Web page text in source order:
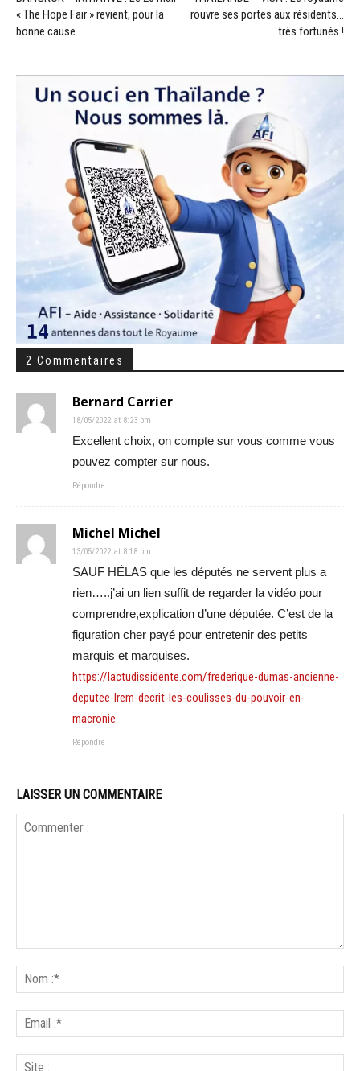
« The Hope Fair » revient, pour la
bonne cause
rouvre ses portes aux résidents…
très fortunés !
2 Commentaires
Bernard Carrier
18/05/2022 at 8:23 pm
Excellent choix, on compte sur vous comme vous
pouvez compter sur nous.
Répondre
Michel Michel
13/05/2022 at 8:18 pm
SAUF HÉLAS que les députés ne servent plus a
rien…..j’ai un lien suffit de regarder la vidéo pour
comprendre,explication d’une députée. C’est de la
figuration cher payé pour entretenir des petits
marquis et marquises.
https://lactudissidente.com/frederique-dumas-ancienne-
deputee-lrem-decrit-les-coulisses-du-pouvoir-en-
macronie
Répondre
LAISSER UN COMMENTAIRE